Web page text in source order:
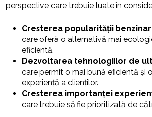
perspective care trebuie luate în
Creșterea popularității
care oferă o alternativă mai
eficientă.
Dezvoltarea tehnologiilor de
care permit o mai bună eficientă și
experiență a clienților.
Creșterea importanței
care trebuie să fie prioritizată de